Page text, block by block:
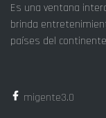
Es una ventana
brinda
países del
migente3.0